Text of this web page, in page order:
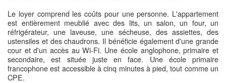
Le loyer comprend les coûts pour une personne. L'appartement
est entièrement meublié avec des lits, un salon, un four, un
réfrigérateur, une laveuse, une sécheuse, des assiettes, des
ustensiles et des chaudrons. Il bénéficie également d'une grande
cour et d'un accès au Wi-Fi. Une école anglophone, primaire et
secondaire, est située juste en face. Une école primaire
francophone est accessible à cinq minutes à pied, tout comme un
CPE.